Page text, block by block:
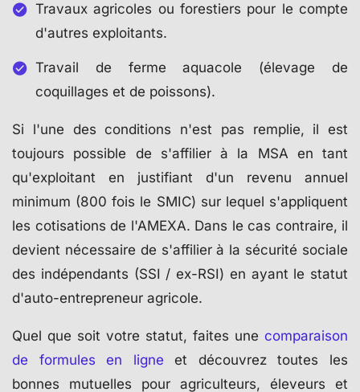
Travaux agricoles ou forestiers pour le compte
d'autres exploitants.
Travail de ferme aquacole (élevage de
coquillages et de poissons).
Si l'une des conditions n'est pas remplie, il est
toujours possible de s'affilier à la MSA en tant
qu'exploitant en justifiant d'un revenu annuel
minimum (800 fois le SMIC) sur lequel s'appliquent
les cotisations de l'AMEXA. Dans le cas contraire, il
devient nécessaire de s'affilier à la sécurité sociale
des indépendants (SSI / ex-RSI) en ayant le statut
d'auto-entrepreneur agricole.
Quel que soit votre statut, faites une comparaison
de formules en ligne et découvrez toutes les
bonnes mutuelles pour agriculteurs, éleveurs et